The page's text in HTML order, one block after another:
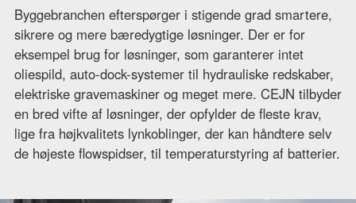
Byggebranchen efterspørger i stigende grad smartere,
sikrere og mere bæredygtige løsninger. Der er for
eksempel brug for løsninger, som garanterer intet
oliespild, auto-dock-systemer til hydrauliske redskaber,
elektriske gravemaskiner og meget mere. CEJN tilbyder
en bred vifte af løsninger, der opfylder de fleste krav,
lige fra højkvalitets lynkoblinger, der kan håndtere selv
de højeste flowspidser, til temperaturstyring af batterier.